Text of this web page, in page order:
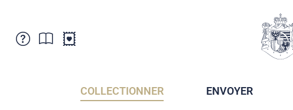
Points de vente
AbonnementCOLLECTIONNER ENVOYER